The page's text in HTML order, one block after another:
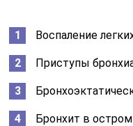
Воспаление
Приступы
Бронхит в